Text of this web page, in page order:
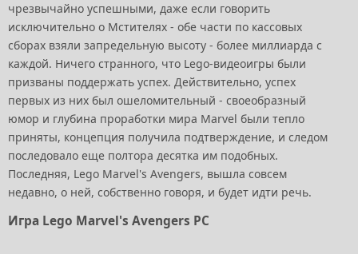
чрезвычайно успешными, даже если говорить
исключительно о Мстителях - обе части по кассовых
сборах взяли запредельную высоту - более миллиарда с
каждой. Ничего странного, что Lego-видеоигры были
призваны поддержать успех. Действительно, успех
первых из них был ошеломительный - своеобразный
юмор и глубина проработки мира Marvel были тепло
приняты, концепция получила подтверждение, и следом
последовало еще полтора десятка им подобных.
Последняя, Lego Marvel's Avengers, вышла совсем
недавно, о ней, собственно говоря, и будет идти речь.
Игра Lego Marvel's Avengers PC